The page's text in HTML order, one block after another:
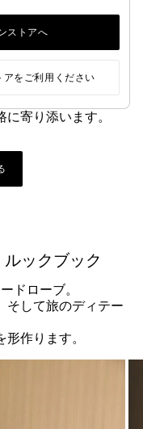
ンダナ、繊細なタリ
ンティメートな雰
ボルに昇華され、さ
のチャームは、カス
寄り添います。
ックブック
ドローブ。
そして旅のディテー
作ります。
ストアへ
をご利用ください